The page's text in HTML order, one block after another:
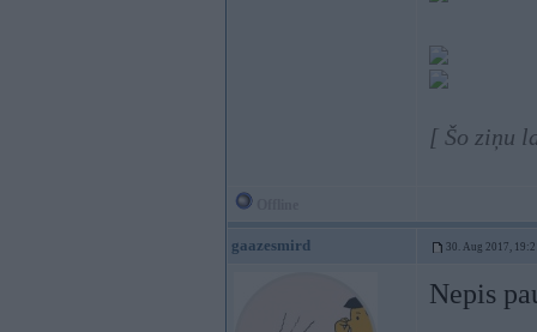
[ Šo ziņu
gaazesmird 30. Aug 2017,
Nepis